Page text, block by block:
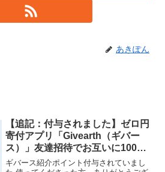
あきぽん
【追記：付与されました】ゼロ円
寄付アプリ「Givearth（ギバー
ス）」友達招待でお互いに1000
円分もらえる
ギバース紹介ポイント付与されていまし